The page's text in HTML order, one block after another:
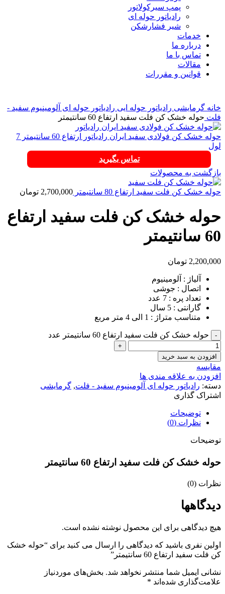
پمپ سیرکولاتور
رادیاتور حوله ای
شیر فشارشکن
خدمات
درباره ما
تماس با ما
مقالات
قوانین و مقررات
خانه گرمایشی رادیاتور حوله ایی رادیاتور حوله ای آلومینیوم سفید -
فلت حوله خشک کن فلت سفید ارتفاع 60 سانتیمتر
حوله خشک کن فولادی سفید ایران رادیاتور ارتفاع 60 سانتیمتر 7
لول
تماس بگیرید
بازگشت به محصولات
حوله خشک کن فلت سفید ارتفاع 80 سانتیمتر 2,700,000 تومان
حوله خشک کن فلت سفید ارتفاع
60 سانتیمتر
2,200,000 تومان
آلیاژ : آلومینیوم
اتصال : جوشی
تعداد پره : 7 عدد
گارانتی : 5 سال
متناسب متراژ : 1 الی 4 متر مربع
حوله خشک کن فلت سفید ارتفاع 60 سانتیمتر عدد
افزودن به سبد خرید
مقایسه
افزودن به علاقه مندی ها
دسته: رادیاتور حوله ای آلومینیوم سفید - فلت, گرمایشی
اشتراک گذاری
توضیحات
نظرات (0)
توضیحات
حوله خشک کن فلت سفید ارتفاع 60 سانتیمتر
نظرات (0)
دیدگاهها
هیچ دیدگاهی برای این محصول نوشته نشده است.
اولین نفری باشید که دیدگاهی را ارسال می کنید برای “حوله خشک
کن فلت سفید ارتفاع 60 سانتیمتر”
نشانی ایمیل شما منتشر نخواهد شد. بخش‌های موردنیاز
علامت‌گذاری شده‌اند *